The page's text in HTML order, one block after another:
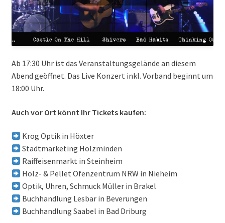
Ab 17:30 Uhr ist das Veranstaltungsgelände an diesem
Abend geöffnet. Das Live Konzert inkl. Vorband beginnt um
18:00 Uhr.
Auch vor Ort könnt Ihr Tickets kaufen:
Krog Optik in Höxter
Stadtmarketing Holzminden
Raiffeisenmarkt in Steinheim
Holz- & Pellet Ofenzentrum NRW in Nieheim
Optik, Uhren, Schmuck Müller in Brakel
Buchhandlung Lesbar in Beverungen
Buchhandlung Saabel in Bad Driburg